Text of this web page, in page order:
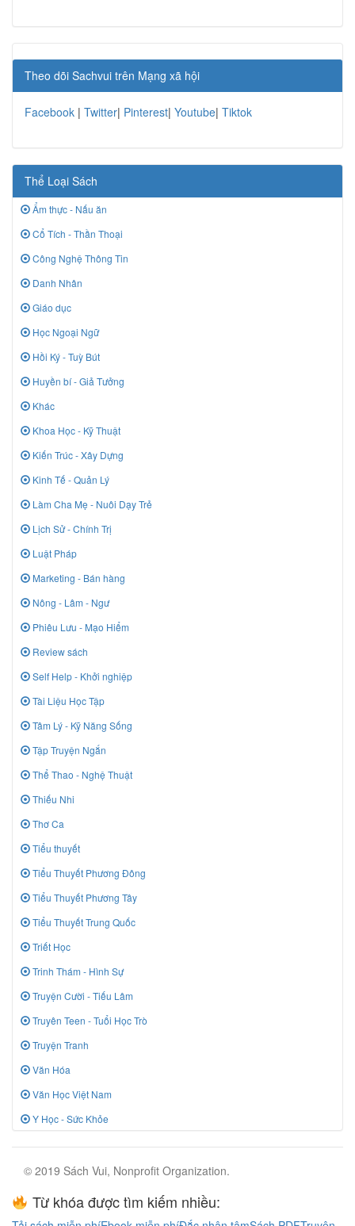
Theo dõi Sachvui trên Mạng xã hội
Facebook | Twitter| Pinterest| Youtube| Tiktok
Thể Loại Sách
Ẩm thực - Nấu ăn
Cổ Tích - Thần Thoại
Công Nghệ Thông Tin
Danh Nhân
Giáo dục
Học Ngoại Ngữ
Hồi Ký - Tuỳ Bút
Huyền bí - Giả Tưởng
Khác
Khoa Học - Kỹ Thuật
Kiến Trúc - Xây Dựng
Kinh Tế - Quản Lý
Làm Cha Mẹ - Nuôi Dạy Trẻ
Lịch Sử - Chính Trị
Luật Pháp
Marketing - Bán hàng
Nông - Lâm - Ngư
Phiêu Lưu - Mạo Hiểm
Review sách
Self Help - Khởi nghiệp
Tài Liệu Học Tập
Tâm Lý - Kỹ Năng Sống
Tập Truyện Ngắn
Thể Thao - Nghệ Thuật
Thiếu Nhi
Thơ Ca
Tiểu thuyết
Tiểu Thuyết Phương Đông
Tiểu Thuyết Phương Tây
Tiểu Thuyết Trung Quốc
Triết Học
Trinh Thám - Hình Sự
Truyện Cười - Tiếu Lâm
Truyên Teen - Tuổi Học Trò
Truyện Tranh
Văn Hóa
Văn Học Việt Nam
Y Học - Sức Khỏe
© 2019 Sách Vui, Nonprofit Organization.
Từ khóa được tìm kiếm nhiều: